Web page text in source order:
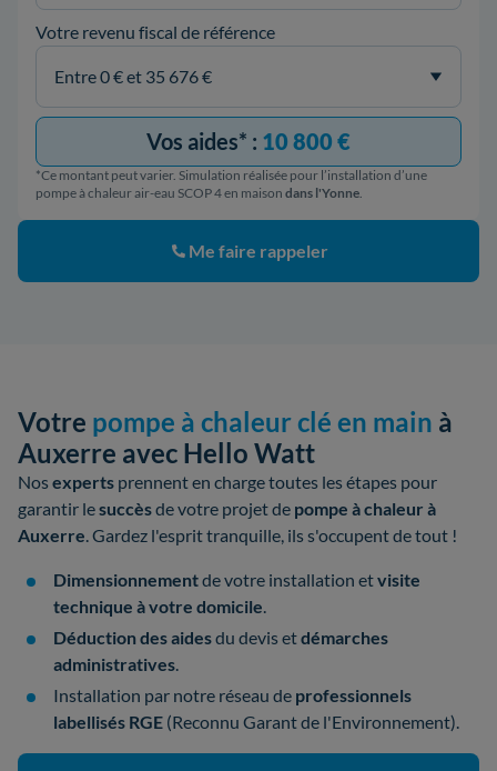
Votre revenu fiscal de référence
Vos aides* : 10 800 €
*Ce montant peut varier. Simulation réalisée pour l’installation d’une
pompe à chaleur air-eau SCOP 4 en maison dans l'Yonne.
Me faire rappeler
Votre pompe à chaleur clé en main à
Auxerre avec Hello Watt
Nosexperts prennent en charge toutes les étapes pour
garantir lesuccèsde votre projet de pompe à chaleur à
Auxerre. Gardez l'esprit tranquille, ils s'occupent de tout !
Dimensionnementde votre installation etvisite
technique à votre domicile.
Déduction des aidesdu devis etdémarches
administratives.
Installation par notre réseau de professionnels
labellisés RGE (Reconnu Garant de l'Environnement).